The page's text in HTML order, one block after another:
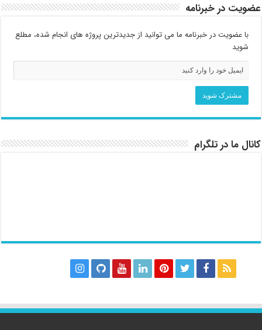
عضویت در خبرنامه
با عضویت در خبرنامه ما می توانید از جدیدترین پروژه های انجام شده، مطلع
شوید
کانال ما در تلگرام